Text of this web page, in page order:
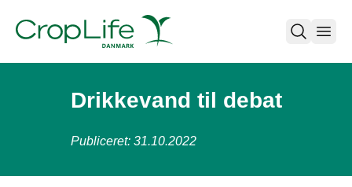
open
Drikkevand til debat
Publiceret: 31.10.2022